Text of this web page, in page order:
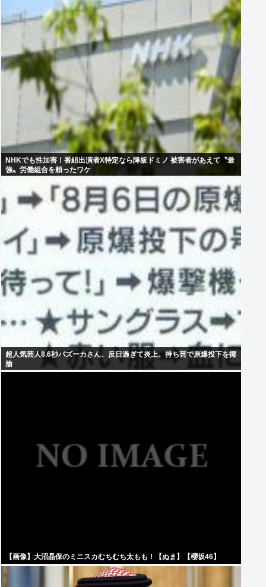
NHKでも性加害！番組出演者X特定なら降板ドミノ 被害者があえて〝最
強〟労働組合を頼ったワケ
超人気芸人8.6秒バズーカさん、反日過ぎて炎上。持ち芸で原爆投下を揶
揄
【画像】大沼晶保のミニスカむちむち太もも！【ぬま】【櫻坂46】